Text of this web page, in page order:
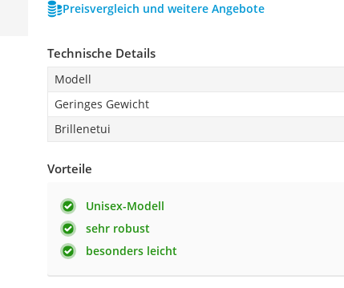
Preisvergleich und weitere Angebote
Technische Details
Modell
Geringes Gewicht
Brillenetui
Vorteile
Unisex-Modell
sehr robust
besonders leicht